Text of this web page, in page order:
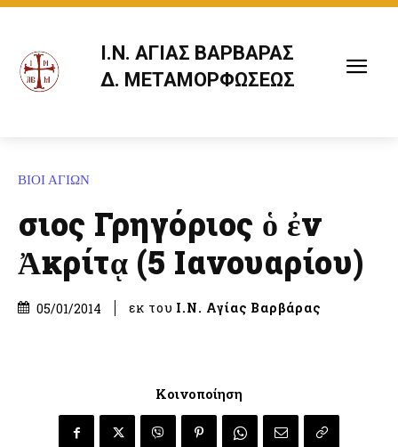
Ι.Ν. ΑΓΙΑΣ ΒΑΡΒΑΡΑΣ
Δ. ΜΕΤΑΜΟΡΦΩΣΕΩΣ
ΒΙΟΙ ΑΓΙΩΝ
Ὅσιος Γρηγόριος ὁ ἐν
Ἀκρίτᾳ (5 Ιανουαρίου)
05/01/2014 εκ του Ι.Ν. Αγίας Βαρβάρας
Κοινοποίηση